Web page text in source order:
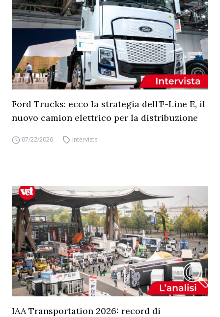
Ford Trucks: ecco la strategia dell’F-Line E, il
nuovo camion elettrico per la distribuzione
07/22/2026 Interviste
IAA Transportation 2026: record di